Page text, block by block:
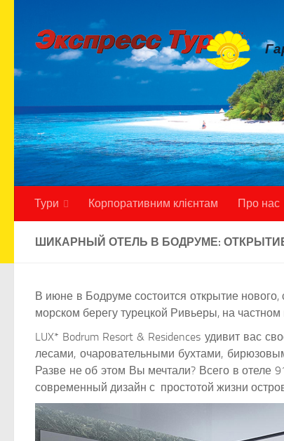
Skip to content
Тури Корпоративним клієнтам Про нас
ШИКАРНЫЙ ОТЕЛЬ В БОДРУМЕ:
В июне в Бодруме состоится открытие
морском берегу турецкой Ривьеры, на
LUX* Bodrum Resort & Residences удивит вас
лесами, очаровательными бухтами,
Разве не об этом Вы мечтали? Всего в отеле
современный дизайн с простотой жизни